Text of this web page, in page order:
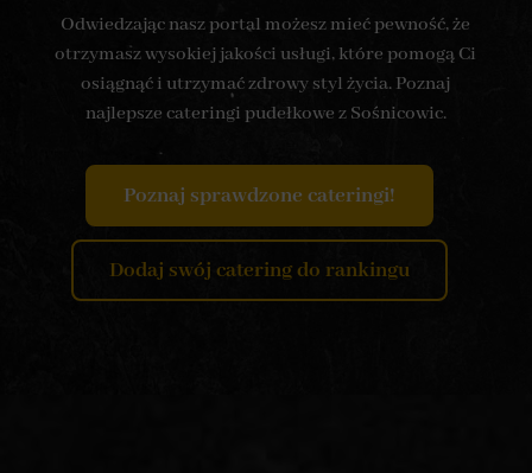
Odwiedzając nasz portal możesz mieć pewność, że
otrzymasz wysokiej jakości usługi, które pomogą Ci
osiągnąć i utrzymać zdrowy styl życia. Poznaj
najlepsze cateringi pudełkowe z Sośnicowic.
Poznaj sprawdzone cateringi!
Dodaj swój catering do rankingu